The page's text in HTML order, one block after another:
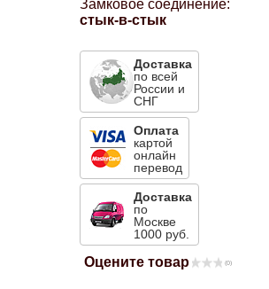
Замковое соединение:
стык-в-стык
Доставка
по всей
России и
СНГ
Оплата
картой
онлайн
перевод
Доставка
по
Москве
1000 руб.
Оцените товар (0)